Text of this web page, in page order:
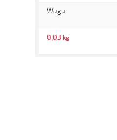
Waga
0,03 kg